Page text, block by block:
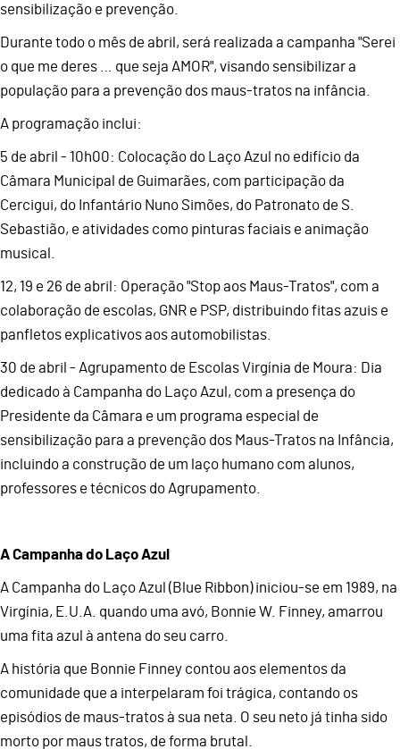
sensibilização e prevenção.
Durante todo o mês de abril, será realizada a campanha "Serei
o que me deres … que seja AMOR", visando sensibilizar a
população para a prevenção dos maus-tratos na infância.
A programação inclui:
5 de abril - 10h00: Colocação do Laço Azul no edifício da
Câmara Municipal de Guimarães, com participação da
Cercigui, do Infantário Nuno Simões, do Patronato de S.
Sebastião, e atividades como pinturas faciais e animação
musical.
12, 19 e 26 de abril: Operação "Stop aos Maus-Tratos", com a
colaboração de escolas, GNR e PSP, distribuindo fitas azuis e
panfletos explicativos aos automobilistas.
30 de abril - Agrupamento de Escolas Virgínia de Moura: Dia
dedicado à Campanha do Laço Azul, com a presença do
Presidente da Câmara e um programa especial de
sensibilização para a prevenção dos Maus-Tratos na Infância,
incluindo a construção de um laço humano com alunos,
professores e técnicos do Agrupamento.
A Campanha do Laço Azul
A Campanha do Laço Azul (Blue Ribbon) iniciou-se em 1989, na
Virgínia, E.U.A. quando uma avó, Bonnie W. Finney, amarrou
uma fita azul à antena do seu carro.
A história que Bonnie Finney contou aos elementos da
comunidade que a interpelaram foi trágica, contando os
episódios de maus-tratos à sua neta. O seu neto já tinha sido
morto por maus tratos, de forma brutal.